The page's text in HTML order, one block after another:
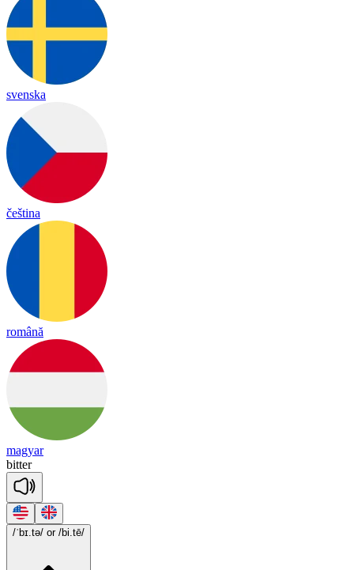
svenska
čeština
română
magyar
bitter
/ˈbɪ.tə/ or /bi.tē/